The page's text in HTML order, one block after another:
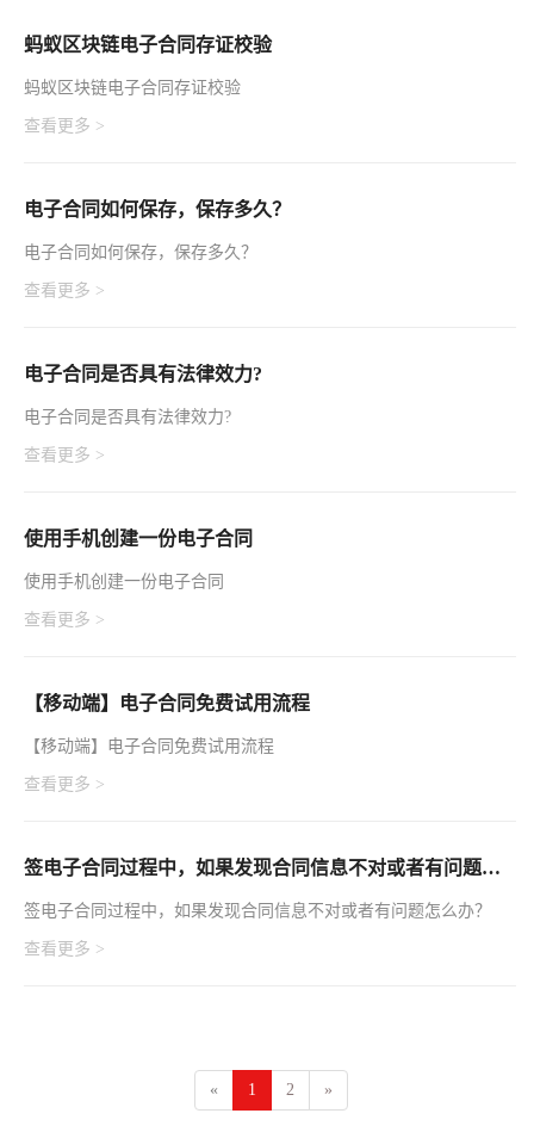
蚂蚁区块链电子合同存证校验
蚂蚁区块链电子合同存证校验
查看更多 >
电子合同如何保存，保存多久？
电子合同如何保存，保存多久？
查看更多 >
电子合同是否具有法律效力?
电子合同是否具有法律效力?
查看更多 >
使用手机创建一份电子合同
使用手机创建一份电子合同
查看更多 >
【移动端】电子合同免费试用流程
【移动端】电子合同免费试用流程
查看更多 >
签电子合同过程中，如果发现合同信息不对或者有问题怎么办？
签电子合同过程中，如果发现合同信息不对或者有问题怎么办？
查看更多 >
« 1 2 »